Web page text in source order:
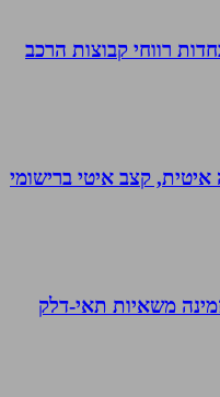
רווחי קבוצות הרכב
2024 / התחלה איטית, קצב איטי ברישומי
משאיות תאי-דלק